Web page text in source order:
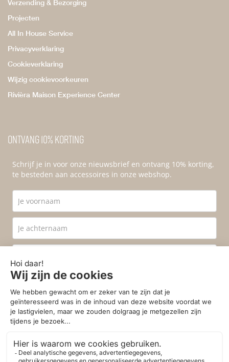
Verzending & Bezorging
Projecten
All In House Service
Privacyverklaring
Cookieverklaring
Wijzig cookievoorkeuren
Rivièra Maison Experience Center
Ontvang 10% korting
Schrijf je in voor onze nieuwsbrief en ontvang 10% korting,
te besteden aan accessoires in onze webshop.
Ik ga akkoord met deprivacyvoorwaarden
Aanmelden